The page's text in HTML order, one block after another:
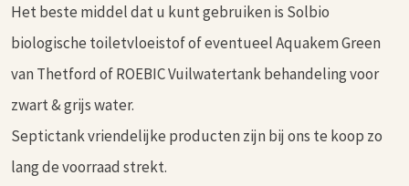
Het beste middel dat u kunt gebruiken is Solbio
biologische toiletvloeistof of eventueel Aquakem Green
van Thetford of ROEBIC Vuilwatertank behandeling voor
zwart & grijs water.
Septictank vriendelijke producten zijn bij ons te koop zo
lang de voorraad strekt.